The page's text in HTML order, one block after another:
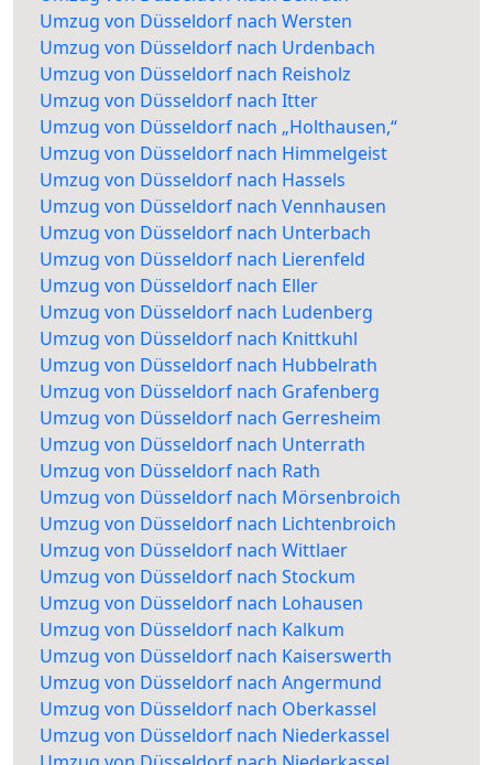
Umzug von Düsseldorf nach Wersten
Umzug von Düsseldorf nach Urdenbach
Umzug von Düsseldorf nach Reisholz
Umzug von Düsseldorf nach Itter
Umzug von Düsseldorf nach „Holthausen,“
Umzug von Düsseldorf nach Himmelgeist
Umzug von Düsseldorf nach Hassels
Umzug von Düsseldorf nach Vennhausen
Umzug von Düsseldorf nach Unterbach
Umzug von Düsseldorf nach Lierenfeld
Umzug von Düsseldorf nach Eller
Umzug von Düsseldorf nach Ludenberg
Umzug von Düsseldorf nach Knittkuhl
Umzug von Düsseldorf nach Hubbelrath
Umzug von Düsseldorf nach Grafenberg
Umzug von Düsseldorf nach Gerresheim
Umzug von Düsseldorf nach Unterrath
Umzug von Düsseldorf nach Rath
Umzug von Düsseldorf nach Mörsenbroich
Umzug von Düsseldorf nach Lichtenbroich
Umzug von Düsseldorf nach Wittlaer
Umzug von Düsseldorf nach Stockum
Umzug von Düsseldorf nach Lohausen
Umzug von Düsseldorf nach Kalkum
Umzug von Düsseldorf nach Kaiserswerth
Umzug von Düsseldorf nach Angermund
Umzug von Düsseldorf nach Oberkassel
Umzug von Düsseldorf nach Niederkassel